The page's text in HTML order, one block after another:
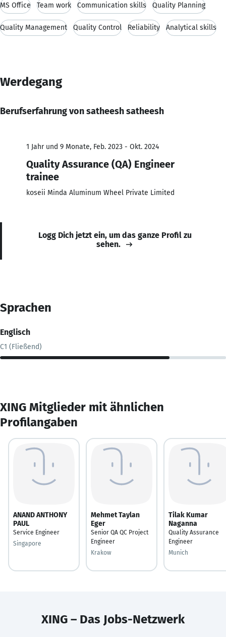
MS Office Team work Communication skills Quality Planning
Quality Management Quality Control Reliability Analytical skills
Werdegang
Berufserfahrung von satheesh satheesh
1 Jahr und 9 Monate, Feb. 2023 - Okt. 2024
Quality Assurance (QA) Engineer
trainee
koseii Minda Aluminum Wheel Private Limited
Logg Dich jetzt ein, um das ganze Profil zu
sehen.
Sprachen
Englisch
C1 (Fließend)
XING Mitglieder mit ähnlichen
Profilangaben
ANAND ANTHONY
PAUL
Service Engineer
Singapore
Mehmet Taylan
Eger
Senior QA QC Project
Engineer
Krakow
Tilak Kumar
Naganna
Quality Assurance
Engineer
Munich
XING – Das Jobs-Netzwerk